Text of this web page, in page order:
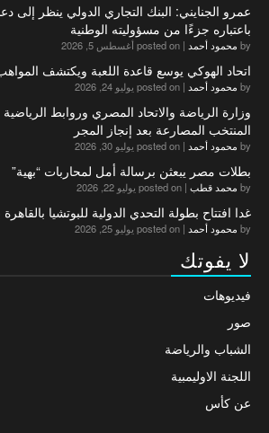
عمرو الجنايني: البنك التجاري الدولي ينظر إلى
باعتباره جزءًا من مسؤوليته الوطنية
by محمود أحمد | posted on أغسطس 5, 2026
اتحاد الهوكي يوسع قاعدة اللعبة ويكتشف
by محمود أحمد | posted on يوليو 24, 2026
وزارة الرياضة والاتحاد المصري وروابط
المنتخب المصارعة بعد إنجاز المجر
by محمود أحمد | posted on يوليو 30, 2026
بطلات مصر يبعثن برسالة أمل لمحاربات “بهية”
by محمد قطب | posted on يوليو 22, 2026
غدا افتتاح بطولة التحدي الدولية للبوتشيا بالقاهرة
by محمود أحمد | posted on يوليو 25, 2026
لا يفوتك
فيديوهات
صور
الشباب والرياضة
اللجنة الاوليمبية
عن كأس